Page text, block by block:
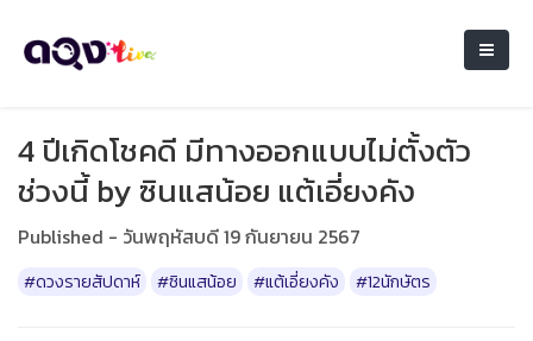
4 ปีเกิดโชคดี มีทางออกแบบไม่ตั้งตัว
ช่วงนี้ by ซินแสน้อย แต้เอี่ยงคัง
Published - วันพฤหัสบดี 19 กันยายน 2567
#ดวงรายสัปดาห์ #ซินแสน้อย #แต้เอี่ยงคัง #12นักษัตร